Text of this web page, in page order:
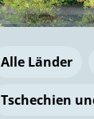
Alle Länder
Tschechien